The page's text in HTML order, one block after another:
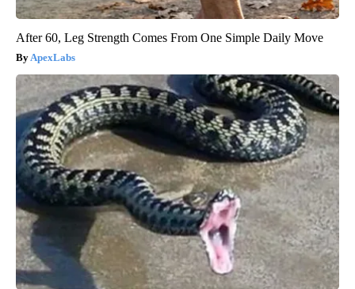
After 60, Leg Strength Comes From One Simple Daily Move
ApexLabs